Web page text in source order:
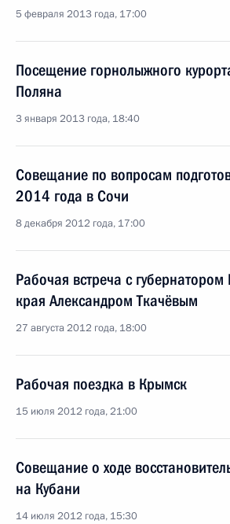
5 февраля 2013 года, 17:00
Посещение горнолыжного
Поляна
3 января 2013 года, 18:40
Совещание по вопросам
2014 года в Сочи
8 декабря 2012 года, 17:00
Рабочая встреча с губернатором
края Александром Ткачёвым
27 августа 2012 года, 18:00
Рабочая поездка в Крымск
15 июля 2012 года, 21:00
Совещание о ходе
на Кубани
14 июля 2012 года, 15:30